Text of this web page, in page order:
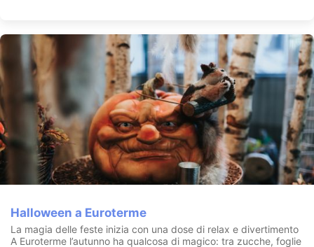
Halloween a Euroterme
La magia delle feste inizia con una dose di relax e divertimento
A Euroterme l’autunno ha qualcosa di magico: tra zucche, foglie